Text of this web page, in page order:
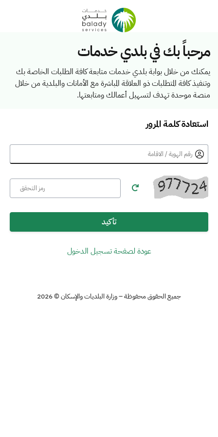
مرحباً بك في بلدي خدمات
يمكنك من خلال بوابة بلدي خدمات متابعة كافة الطلبات الخاصة بك
وتنفيذ كافة المتطلبات ذو العلاقة المباشرة مع الأمانات والبلدية من خلال
منصة موحدة تهدف لتسهيل أعمالك ومتابعتها.
استعادة كلمة المرور
تأكيد
عودة لصفحة تسجيل الدخول
جميع الحقوق محفوظة – وزارة البلديات والإسكان © 2026